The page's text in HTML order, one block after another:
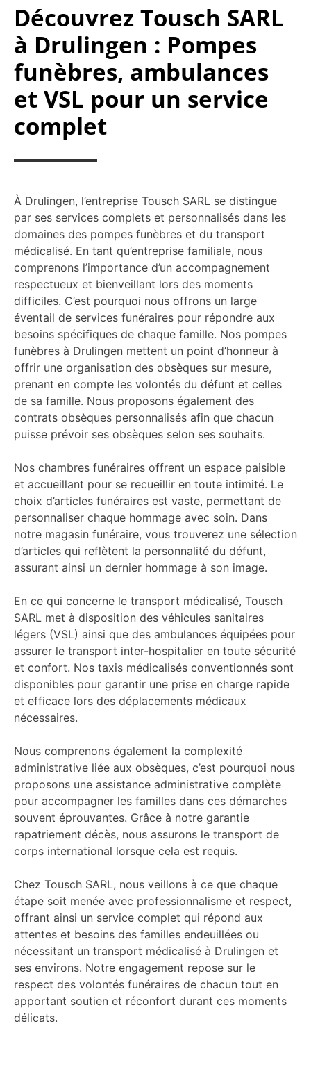
Découvrez Tousch SARL
à Drulingen : Pompes
funèbres, ambulances
et VSL pour un service
complet
À Drulingen, l’entreprise Tousch SARL se distingue
par ses services complets et personnalisés dans les
domaines des pompes funèbres et du transport
médicalisé. En tant qu’entreprise familiale, nous
comprenons l’importance d’un accompagnement
respectueux et bienveillant lors des moments
difficiles. C’est pourquoi nous offrons un large
éventail de services funéraires pour répondre aux
besoins spécifiques de chaque famille. Nos pompes
funèbres à Drulingen mettent un point d’honneur à
offrir une organisation des obsèques sur mesure,
prenant en compte les volontés du défunt et celles
de sa famille. Nous proposons également des
contrats obsèques personnalisés afin que chacun
puisse prévoir ses obsèques selon ses souhaits.
Nos chambres funéraires offrent un espace paisible
et accueillant pour se recueillir en toute intimité. Le
choix d’articles funéraires est vaste, permettant de
personnaliser chaque hommage avec soin. Dans
notre magasin funéraire, vous trouverez une sélection
d’articles qui reflètent la personnalité du défunt,
assurant ainsi un dernier hommage à son image.
En ce qui concerne le transport médicalisé, Tousch
SARL met à disposition des véhicules sanitaires
légers (VSL) ainsi que des ambulances équipées pour
assurer le transport inter-hospitalier en toute sécurité
et confort. Nos taxis médicalisés conventionnés sont
disponibles pour garantir une prise en charge rapide
et efficace lors des déplacements médicaux
nécessaires.
Nous comprenons également la complexité
administrative liée aux obsèques, c’est pourquoi nous
proposons une assistance administrative complète
pour accompagner les familles dans ces démarches
souvent éprouvantes. Grâce à notre garantie
rapatriement décès, nous assurons le transport de
corps international lorsque cela est requis.
Chez Tousch SARL, nous veillons à ce que chaque
étape soit menée avec professionnalisme et respect,
offrant ainsi un service complet qui répond aux
attentes et besoins des familles endeuillées ou
nécessitant un transport médicalisé à Drulingen et
ses environs. Notre engagement repose sur le
respect des volontés funéraires de chacun tout en
apportant soutien et réconfort durant ces moments
délicats.